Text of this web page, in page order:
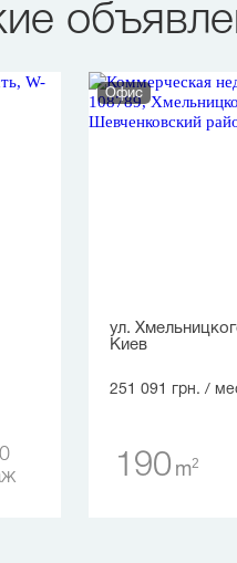
0
Офис
ул.
Киев
251 091 грн. /
190 m2